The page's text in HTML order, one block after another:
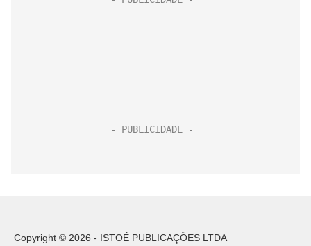
Copyright © 2026 - ISTOÉ PUBLICAÇÕES LTDA